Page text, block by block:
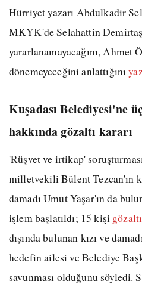
Hürriyet yazarı Abdulkadir
MKYK'de Selahattin
yararlanamayacağını, Ahmet
dönemeyeceğini anlattığını
Kuşadası Belediyesi'ne
hakkında gözaltı kararı
'Rüşvet ve irtikap'
milletvekili Bülent Tezcan'ın
damadı Umut Yaşar'ın da
işlem başlatıldı; 15 kişi
dışında bulunan kızı ve
hedefin ailesi ve Belediye
savunması olduğunu söyledi.